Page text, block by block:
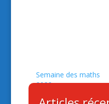
Semaine des maths
2022